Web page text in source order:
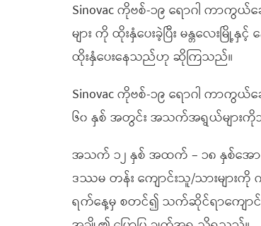
Sinovac ကိုဗစ်-၁၉ ရောဂါ ကာကွယ်ဆ
များ ကို ထိုးနှံပေးခဲ့ပြီး မန္တလေးမ
ထိုးနှံပေးနေသည်ဟု ဆိုကြသည်။
Sinovac ကိုဗစ်-၁၉ ရောဂါ က
၆၀ နှစ် အတွင်း အသက်အရွယ်များ
အသက် ၁၂ နှစ် အထက် – ၁၈ နှစ်အောက်
ဒဿမ တန်း ကျောင်းသူ/သားမျာ
ရက်နေ့မှ စတင်၍ သက်ဆိုင်ရာကျောင်း